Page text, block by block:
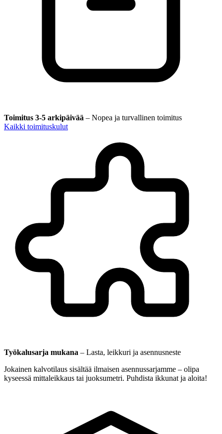
Toimitus 3-5 arkipäivää – Nopea ja turvallinen toimitus
Kaikki toimituskulut
Työkalusarja mukana – Lasta, leikkuri ja asennusneste
Jokainen kalvotilaus sisältää ilmaisen asennussarjamme – olipa
kyseessä mittaleikkaus tai juoksumetri. Puhdista ikkunat ja aloita!